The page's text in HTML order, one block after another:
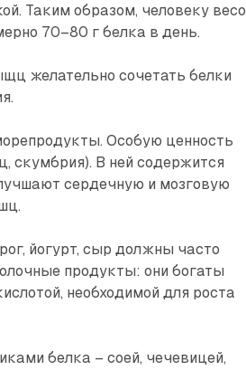
Таким образом, человеку
70–80 г белка в день.
желательно сочетать белки
Особую ценность
скумбрия). В ней содержится
сердечную и мозговую
йогурт, сыр должны часто
продукты: они богаты
необходимой для роста
белка – соей, чечевицей,